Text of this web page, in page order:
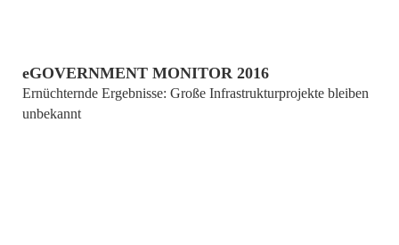
eGOVERNMENT MONITOR 2016
Ernüchternde Ergebnisse: Große Infrastrukturprojekte bleiben
unbekannt